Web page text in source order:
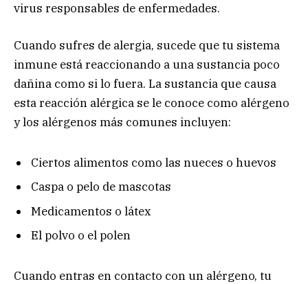
virus responsables de enfermedades.
Cuando sufres de alergia, sucede que tu sistema
inmune está reaccionando a una sustancia poco
dañina como si lo fuera. La sustancia que causa
esta reacción alérgica se le conoce como alérgeno
y los alérgenos más comunes incluyen:
Ciertos alimentos como las nueces o huevos
Caspa o pelo de mascotas
Medicamentos o látex
El polvo o el polen
Cuando entras en contacto con un alérgeno, tu